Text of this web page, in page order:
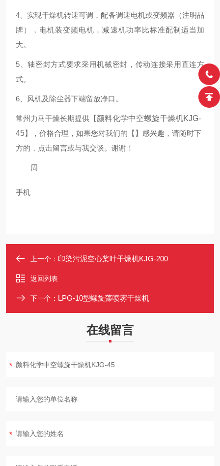
4、实现干燥机转速可调，配备调速电机或变频器（注明品
牌），电机装变频电机，减速机功率比标准配制适当加
大。
5、轴密封方式要求采用机械密封，传动连接采用直连方
式。
6、风机及除尘器下端留放净口。
常州力马干燥长期提供 【颜料化学中空螺旋干燥机KJG-
45】 ，价格合理，如果您对我们的 【 】 感兴趣，请随时下
方的，点击留言或与我交谈。谢谢！
周
手机
上一个： 印染污泥空心桨叶干燥机KJG-200
返回列表
下一个： LPG-10型螺旋藻喷雾干燥机
在线留言